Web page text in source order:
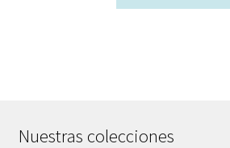
Nuestras colecciones